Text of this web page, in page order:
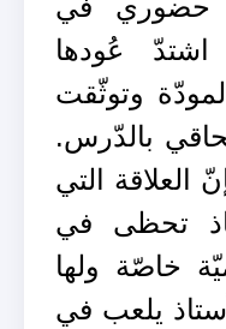
حضوري في
عُودها
وتوثّقت
بالدّرس.
التي
تحظى في
خاصّة ولها
يلعب في